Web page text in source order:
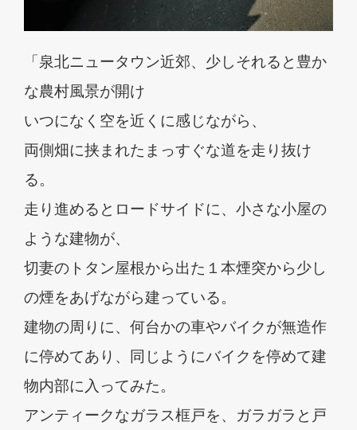
「泉北ニュータウン近郊、少しそれると豊か
な農村風景が開け
いつになく空を近くに感じながら、
両側畑に挟まれたまっすぐな道を走り抜け
る。
走り進めるとロードサイドに、小さな小屋の
ような建物が、
切妻のトタン屋根から出た１本煙突から少し
の煙をあげながら建っている。
建物の周りに、何台かの車やバイクが無造作
に停めてあり、同じようにバイクを停めて建
物内部に入ってみた。
アンティークなガラス框戸を、ガラガラと戸